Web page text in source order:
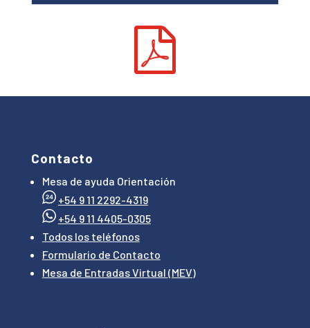

Contacto
Mesa de ayuda Orientación
+54 9 11 2292-4319
+54 9 11 4405-0305
Todos los teléfonos
Formulario de Contacto
Mesa de Entradas Virtual (MEV)